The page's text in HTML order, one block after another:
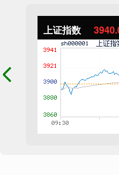
上证指数